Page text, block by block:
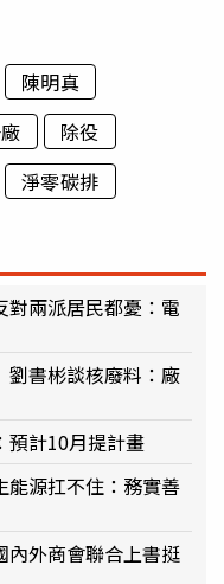
陳明真
除役
淨零碳排
兩派居民都憂：電
書彬談核廢料：廠
計10月提計畫
源扛不住：務實善
內外商會聯合上書挺